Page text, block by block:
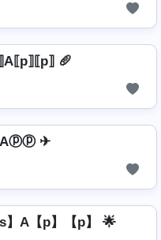
🥖
✈
】A【p】【p】 🌟